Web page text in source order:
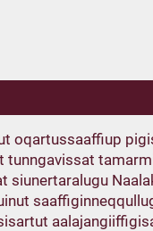
oqartussaaffiup
tunngavissat
siunertaralugu